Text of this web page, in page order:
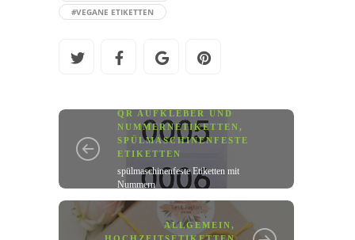
#VEGANE ETIKETTEN
QR AUFKLEBER UND
NUMMERNETIKETTEN,
SPÜLMASCHINENFESTE
ETIKETTEN
spülmaschinenfeste Etiketten mit
Nummern
ALLGEMEIN,